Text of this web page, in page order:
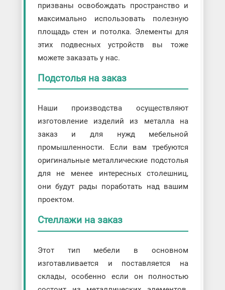
призваны освобождать пространство и
максимально использовать полезную
площадь стен и потолка. Элементы для
этих подвесных устройств вы тоже
можете заказать у нас.
Подстолья на заказ
Наши производства осуществляют
изготовление изделий из металла на
заказ и для нужд мебельной
промышленности. Если вам требуются
оригинальные металлические подстолья
для не менее интересных столешниц,
они будут рады поработать над вашим
проектом.
Стеллажи на заказ
Этот тип мебели в основном
изготавливается и поставляется на
склады, особенно если он полностью